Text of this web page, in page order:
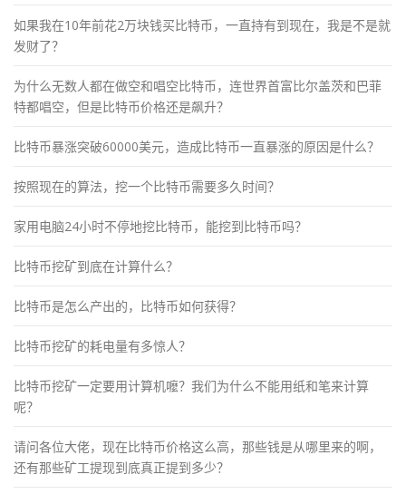
如果我在10年前花2万块钱买比特币，一直持有到现在，我是不是就
发财了？
为什么无数人都在做空和唱空比特币，连世界首富比尔盖茨和巴菲
特都唱空，但是比特币价格还是飙升？
比特币暴涨突破60000美元，造成比特币一直暴涨的原因是什么？
按照现在的算法，挖一个比特币需要多久时间？
家用电脑24小时不停地挖比特币，能挖到比特币吗？
比特币挖矿到底在计算什么？
比特币是怎么产出的，比特币如何获得？
比特币挖矿的耗电量有多惊人？
比特币挖矿一定要用计算机嚒？我们为什么不能用纸和笔来计算
呢？
请问各位大佬，现在比特币价格这么高，那些钱是从哪里来的啊，
还有那些矿工提现到底真正提到多少？